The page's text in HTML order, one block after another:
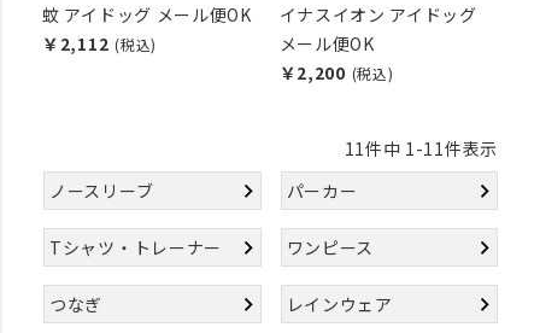
蚊 アイドッグ メール便OK
￥2,112 (税込)
イナスイオン アイドッグ
メール便OK
￥2,200 (税込)
11件中 1-11件表示
ノースリーブ
パーカー
Tシャツ・トレーナー ワンピース
つなぎ レインウェア